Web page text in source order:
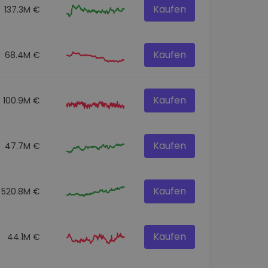
137.3M € Kaufen
68.4M € Kaufen
100.9M € Kaufen
47.7M € Kaufen
520.8M € Kaufen
44.1M € Kaufen